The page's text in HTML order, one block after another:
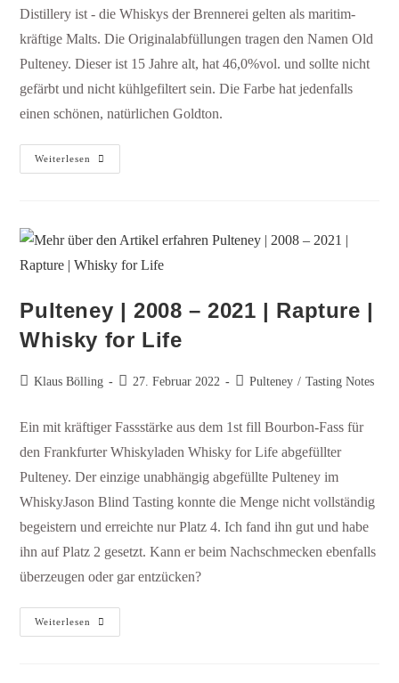
Distillery ist - die Whiskys der Brennerei gelten als maritim-
kräftige Malts. Die Originalabfüllungen tragen den Namen Old
Pulteney. Dieser ist 15 Jahre alt, hat 46,0%vol. und sollte nicht
gefärbt und nicht kühlgefiltert sein. Die Farbe hat jedenfalls
einen schönen, natürlichen Goldton.
Weiterlesen
Pulteney | 2008 – 2021 | Rapture |
Whisky for Life
Klaus Bölling 27. Februar 2022 Pulteney / Tasting Notes
Ein mit kräftiger Fassstärke aus dem 1st fill Bourbon-Fass für
den Frankfurter Whiskyladen Whisky for Life abgefüllter
Pulteney. Der einzige unabhängig abgefüllte Pulteney im
WhiskyJason Blind Tasting konnte die Menge nicht vollständig
begeistern und erreichte nur Platz 4. Ich fand ihn gut und habe
ihn auf Platz 2 gesetzt. Kann er beim Nachschmecken ebenfalls
überzeugen oder gar entzücken?
Weiterlesen